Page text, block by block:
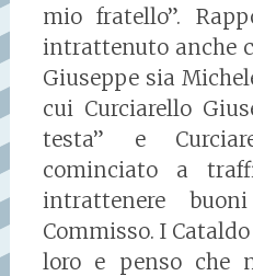
mio fratello”.
intrattenuto anche
Giuseppe sia
cui Curciarello
testa” e
cominciato a
intrattenere
Commisso. I
loro e penso che